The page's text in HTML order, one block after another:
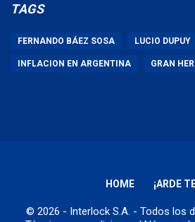
TAGS
FERNANDO BÁEZ SOSA LUCIO DUPUY
INFLACION EN ARGENTINA GRAN
HOME ¡ARDE
© 2026 - Interlock S.A. - Todos los